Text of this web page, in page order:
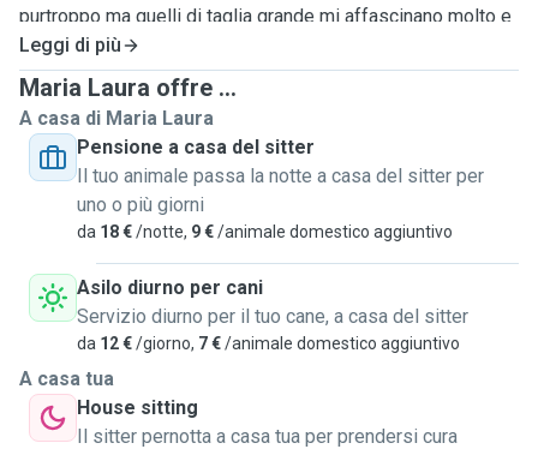
purtroppo ma quelli di taglia grande mi affascinano molto e
mi piacerebbe averne in futuro. Sto iniziando a farmi
qualche esperienza sia come cat che come dog sitter, oltre
ad aver appunto avuto cani in casa.
Mi sono da poco laureata in medicina qui a Torino ed aver a
che fare con qualche quadrupede sarebbe una bella pausa
rigenerante, rimango a disposizione per vari servizi. Per
dubbi contattatemi pure, sarò solo contenta di potermi
occupare di qualsiasi animale, abito anche in un
appartamento piuttosto grande con un balcone abbastanza
apprezzato. A presto!
Leggi di più
Maria Laura offre ...
A casa di Maria Laura
Pensione a casa del sitter
Il tuo animale passa la notte a casa del sitter per
uno o più giorni
da 18 €/notte, 9 €/animale domestico aggiuntivo
Asilo diurno per cani
Servizio diurno per il tuo cane, a casa del sitter
da 12 €/giorno, 7 €/animale domestico aggiuntivo
A casa tua
House sitting
Il sitter pernotta a casa tua per prendersi cura